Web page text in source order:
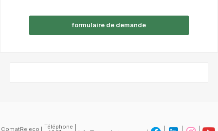
formulaire de demande
ComatReleco Téléphone